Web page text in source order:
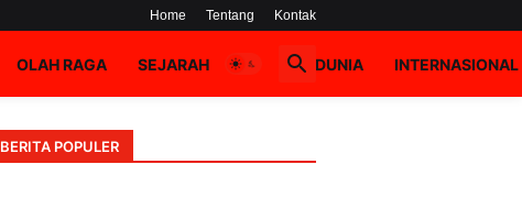
Home Tentang Kontak
OLAH RAGA SEJARAH HOAX DUNIA INTERNASIONAL
BERITA POPULER